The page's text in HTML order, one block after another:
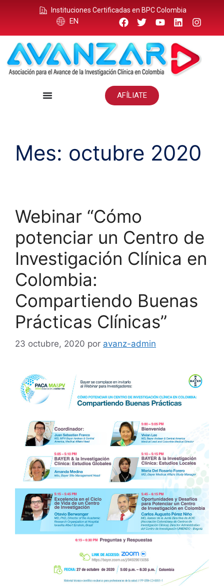
Instituciones Certificadas en BPC Colombia
EN
AFÍLIATE
Mes: octubre 2020
Webinar “Cómo
potenciar un Centro de
Investigación Clínica en
Colombia:
Compartiendo Buenas
Prácticas Clínicas”
23 octubre, 2020 por avanz-admin